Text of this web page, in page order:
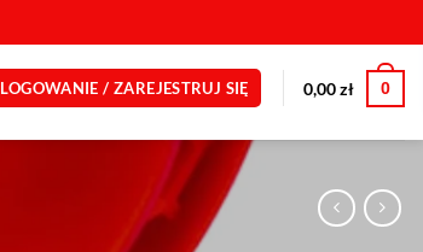
LOGOWANIE / ZAREJESTRUJ SIĘ 0,00zł 0